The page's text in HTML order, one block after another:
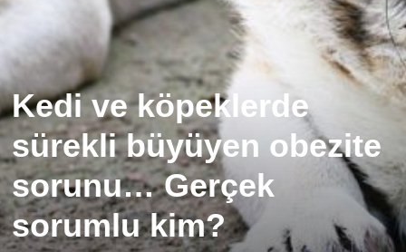
Kedi ve köpeklerde
sürekli büyüyen obezite
sorunu… Gerçek
sorumlu kim?